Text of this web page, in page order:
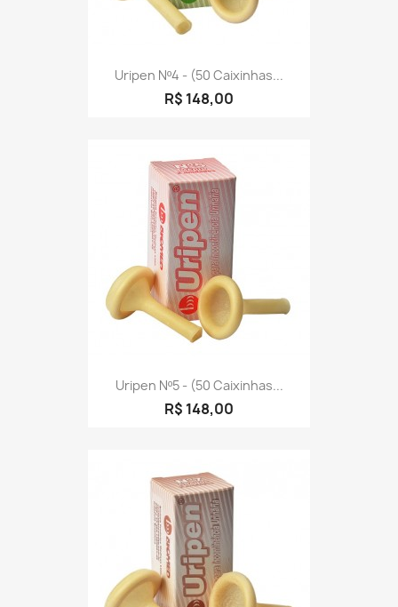
Uripen Nº4 - (50 Caixinhas...
R$ 148,00
Uripen Nº5 - (50 Caixinhas...
R$ 148,00